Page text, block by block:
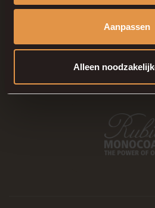
Aanpassen
Alleen